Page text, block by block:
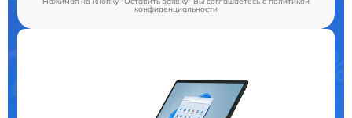
конфиденциальности